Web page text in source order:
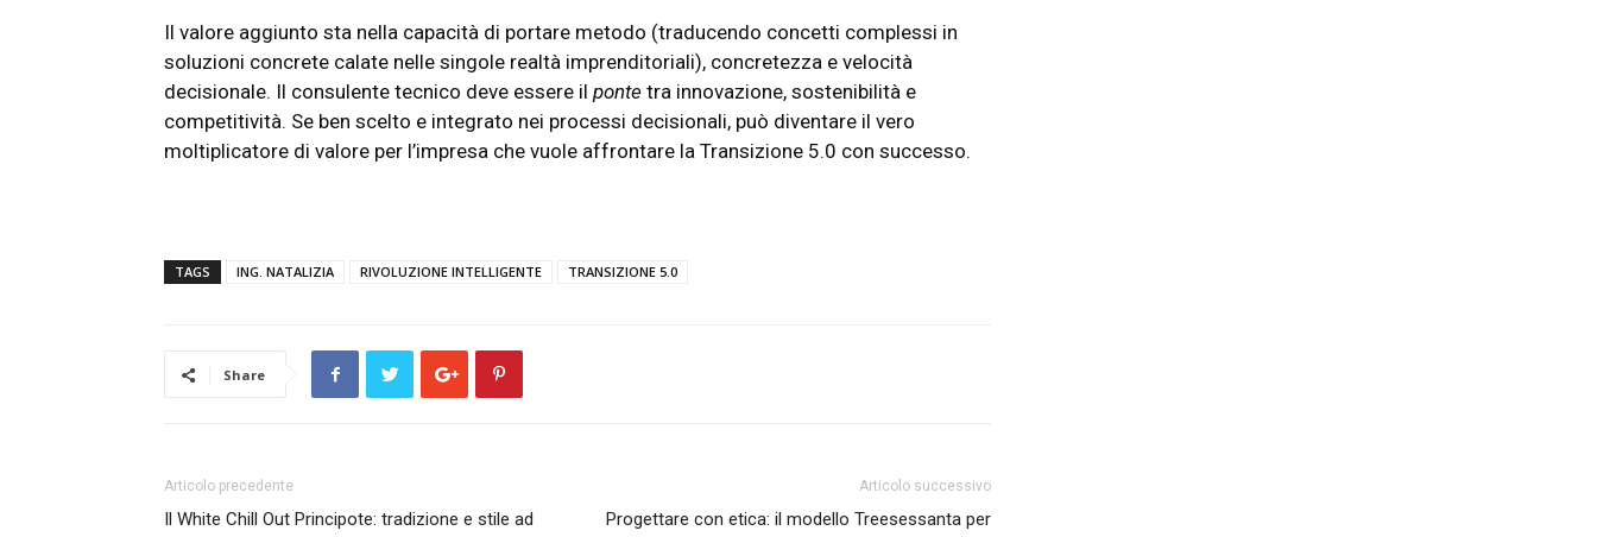
Il valore aggiunto sta nella capacità di portare metodo (traducendo concetti complessi in
soluzioni concrete calate nelle singole realtà imprenditoriali), concretezza e velocità
decisionale. Il consulente tecnico deve essere il ponte tra innovazione, sostenibilità e
competitività. Se ben scelto e integrato nei processi decisionali, può diventare il vero
moltiplicatore di valore per l’impresa che vuole affrontare la Transizione 5.0 con successo.
TAGS ING. NATALIZIA RIVOLUZIONE INTELLIGENTE TRANSIZIONE 5.0
Share
Articolo precedente
Il White Chill Out Principote: tradizione e stile ad
Articolo successivo
Progettare con etica: il modello Treesessanta per